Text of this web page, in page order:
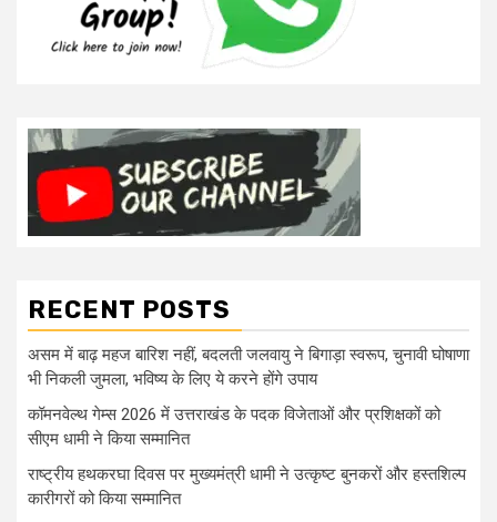
RECENT POSTS
असम में बाढ़ महज बारिश नहीं, बदलती जलवायु ने बिगाड़ा स्वरूप, चुनावी घोषाणा
भी निकली जुमला, भविष्य के लिए ये करने होंगे उपाय
कॉमनवेल्थ गेम्स 2026 में उत्तराखंड के पदक विजेताओं और प्रशिक्षकों को
सीएम धामी ने किया सम्मानित
राष्ट्रीय हथकरघा दिवस पर मुख्यमंत्री धामी ने उत्कृष्ट बुनकरों और हस्तशिल्प
कारीगरों को किया सम्मानित